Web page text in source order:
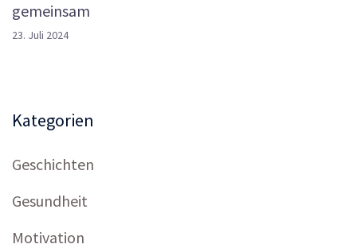
gemeinsam
23. Juli 2024
Kategorien
Geschichten
Gesundheit
Motivation